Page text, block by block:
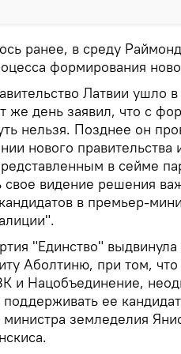
ранее, в среду
формирования
Латвии ушло
же день заявил, что с
нельзя. Позднее он
нового правительства
в сейме
свое видение решения
в премьер-
"Единство"
Аболтиню, при том,
и Нацобъединение,
ее
земледелия